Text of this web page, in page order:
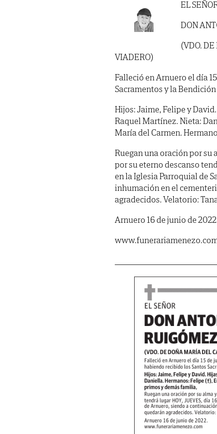
EL
DON
(VDO.
VIADERO)
Falleció en Arnuero el día
Sacramentos y la
Hijos: Jaime, Felipe y
Raquel Martínez. Nieta:
María del Carmen.
Ruegan una oración por su
por su eterno descanso
en la Iglesia Parroquial de
inhumación en el
agradecidos. Velatorio:
Arnuero 16 de junio de